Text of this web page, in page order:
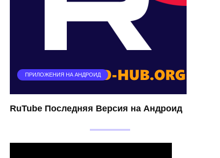
ПРИЛОЖЕНИЯ НА АНДРОИД
RuTube Последняя Версия на Андроид